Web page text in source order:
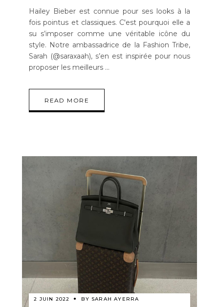
Hailey Bieber est connue pour ses looks à la
fois pointus et classiques. C'est pourquoi elle a
su s’imposer comme une véritable icône du
style. Notre ambassadrice de la Fashion Tribe,
Sarah (@saraxaah), s’en est inspirée pour nous
proposer les meilleurs
READ MORE
2 JUIN 2022 BY SARAH AYERRA